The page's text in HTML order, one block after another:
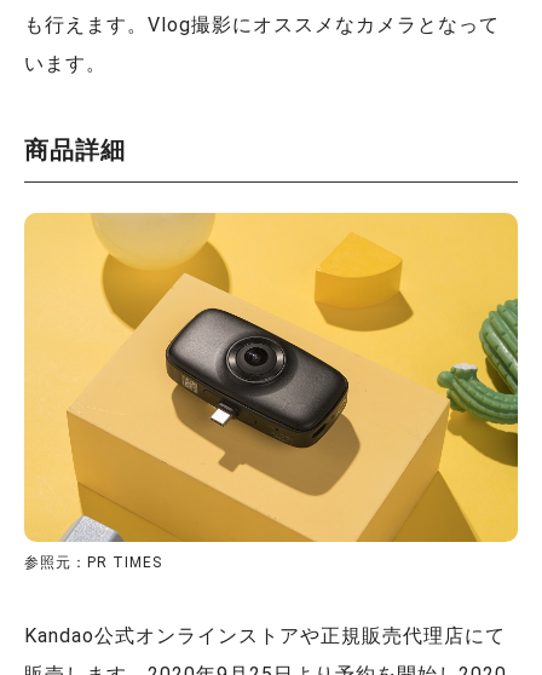
も行えます。Vlog撮影にオススメなカメラとなって
います。
商品詳細
参照元：PR TIMES
Kandao公式オンラインストアや正規販売代理店にて